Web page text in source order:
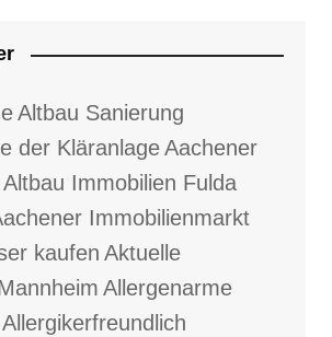
Altbau Sanierung
der KläranlageAachener
Altbau Immobilien Fulda
Immobilienmarkt
kaufen Aktuelle
Allergenarme
Allergikerfreundlich